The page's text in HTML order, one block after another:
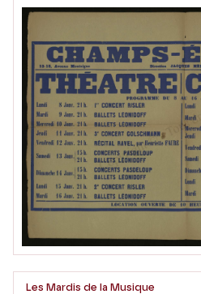
Les Mardis de la Musique